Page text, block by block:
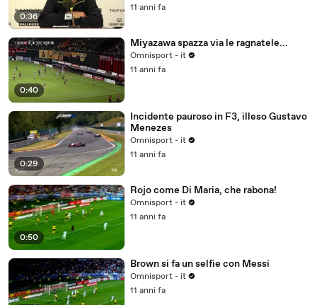
0:36
11 anni fa
0:40
Miyazawa spazza via le ragnatele...
Omnisport - it
11 anni fa
0:29
Incidente pauroso in F3, illeso Gustavo
Menezes
Omnisport - it
11 anni fa
0:50
Rojo come Di Maria, che rabona!
Omnisport - it
11 anni fa
Brown si fa un selfie con Messi
Omnisport - it
11 anni fa